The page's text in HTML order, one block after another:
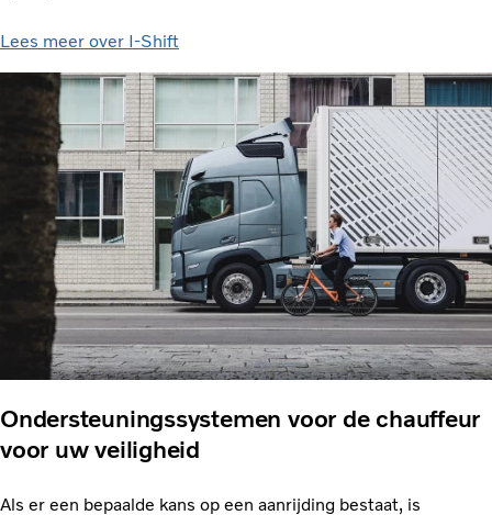
Lees meer over I-Shift
Ondersteuningssystemen voor de chauffeur
voor uw veiligheid
Als er een bepaalde kans op een aanrijding bestaat, is